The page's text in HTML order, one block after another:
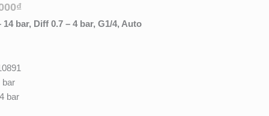
₫
bar, Diff 0.7 – 4 bar, G1/4, Auto
bar
bar